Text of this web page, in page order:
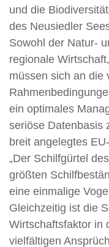
und die
des Neusiedler
Sowohl der Natur-
regionale
müssen sich an die
ein optimales
seriöse Datenbasis
breit angelegtes
„Der Schilfgürtel
größten
eine einmalige
Gleichzeitig ist die
Wirtschaftsfaktor in
vielfältigen